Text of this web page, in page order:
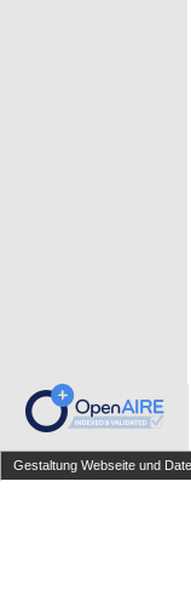
Gestaltung Webseite und